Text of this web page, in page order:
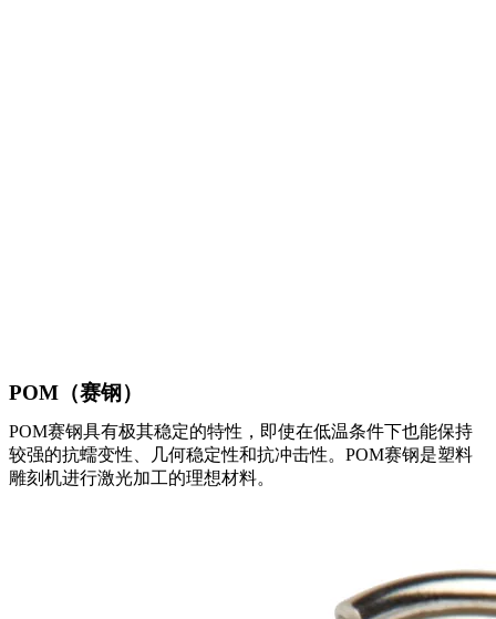
POM（赛钢）
POM赛钢具有极其稳定的特性，即使在低温条件下也能保持
较强的抗蠕变性、几何稳定性和抗冲击性。POM赛钢是塑料
雕刻机进行激光加工的理想材料。